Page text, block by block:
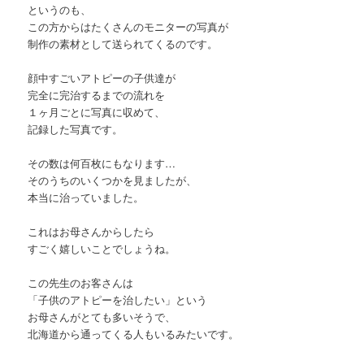
というのも、
この方からはたくさんのモニターの写真が
制作の素材として送られてくるのです。
顔中すごいアトピーの子供達が
完全に完治するまでの流れを
１ヶ月ごとに写真に収めて、
記録した写真です。
その数は何百枚にもなります…
そのうちのいくつかを見ましたが、
本当に治っていました。
これはお母さんからしたら
すごく嬉しいことでしょうね。
この先生のお客さんは
「子供のアトピーを治したい」という
お母さんがとても多いそうで、
北海道から通ってくる人もいるみたいです。